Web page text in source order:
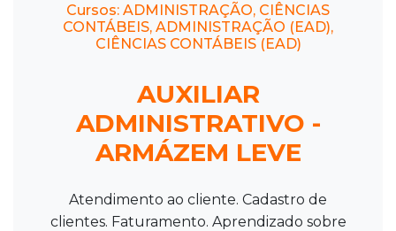
Cursos: ADMINISTRAÇÃO, CIÊNCIAS
CONTÁBEIS, ADMINISTRAÇÃO (EAD),
CIÊNCIAS CONTÁBEIS (EAD)
AUXILIAR
ADMINISTRATIVO -
ARMÁZEM LEVE
Atendimento ao cliente. Cadastro de
clientes. Faturamento. Aprendizado sobre